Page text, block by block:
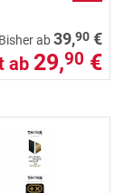
Bisher ab39,90 €
ab 29,90 €